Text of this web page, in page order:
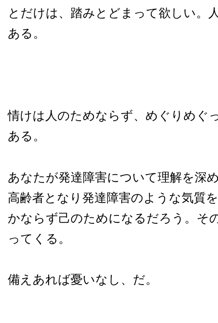
とだけは、踏みとどまって欲しい。
ある。
情けは人のためならず、めぐりめぐ
ある。
あなたが発達障害について理解を深
高齢者となり発達障害のような気質
かならず己のためになるだろう。そ
ってくる。
備えあれば憂いなし、だ。